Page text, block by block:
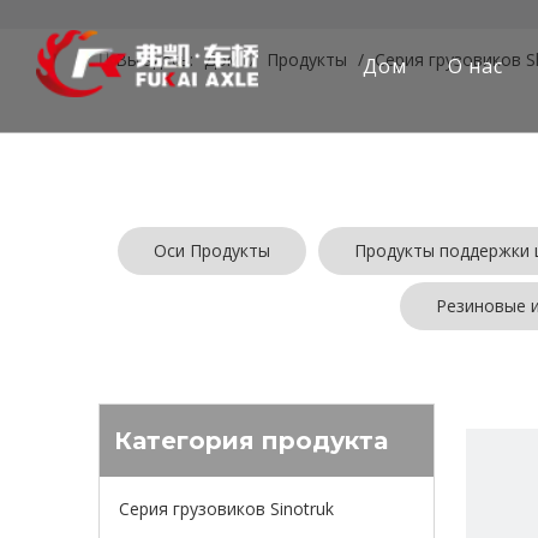
Дом О нас
Вы здесь: Дом / Продукты / Серия грузовиков
Оси Продукты Продукты поддержки
Резиновые
Категория продукта
Серия грузовиков Sinotruk